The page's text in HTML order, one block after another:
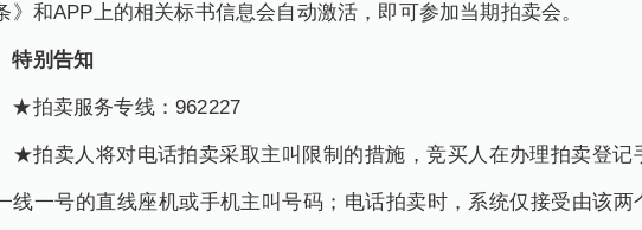
》和APP上的相关标书信息会自动激活，即可参加当期拍卖会。
别告知
卖服务专线：962227
卖人将对电话拍卖采取主叫限制的措施，竞买人在办理拍卖登记
线一号的直线座机或手机主叫号码；电话拍卖时，系统仅接受由该